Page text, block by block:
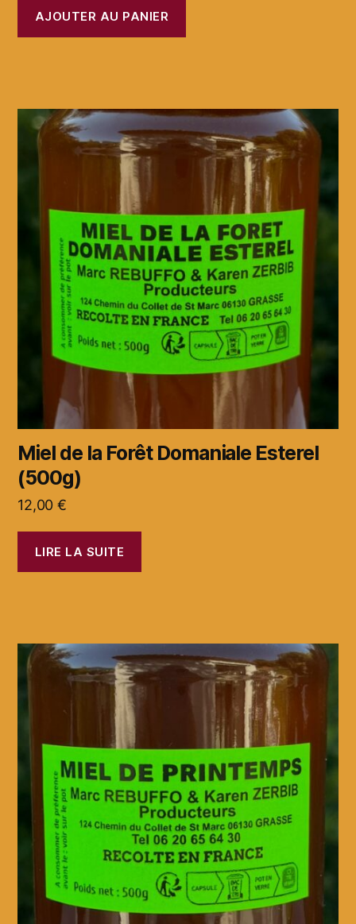
AJOUTER AU PANIER
Miel de la Forêt Domaniale Esterel
(500g)
12,00 €
LIRE LA SUITE